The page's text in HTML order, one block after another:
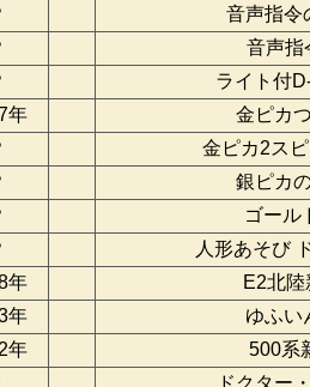
音声指令
音声指
ライト付
年
金ピカ
金ピカ2ス
銀ピカ
ゴール
人形あそび
年
E2北
年
ゆふい
年
500系